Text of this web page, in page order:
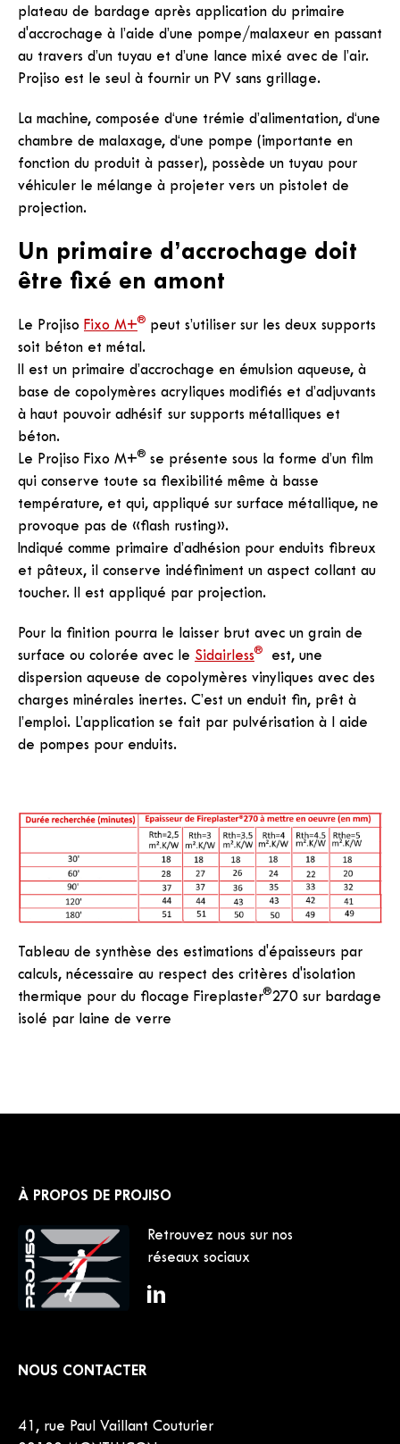
plateau de bardage après application du primaire
d'accrochage à l’aide d’une pompe/malaxeur en passant
au travers d’un tuyau et d’une lance mixé avec de l’air.
Projiso est le seul à fournir un PV sans grillage.
La machine, composée d‘une trémie d’alimentation, d‘une
chambre de malaxage, d‘une pompe (importante en
fonction du produit à passer), possède un tuyau pour
véhiculer le mélange à projeter vers un pistolet de
projection.
Un primaire d’accrochage doit
être fixé en amont
Le Projiso Fixo M+® peut s’utiliser sur les deux supports
soit béton et métal.
Il est un primaire d’accrochage en émulsion aqueuse, à
base de copolymères acryliques modifiés et d’adjuvants
à haut pouvoir adhésif sur supports métalliques et
béton.
Le Projiso Fixo M+® se présente sous la forme d’un film
qui conserve toute sa flexibilité même à basse
température, et qui, appliqué sur surface métallique, ne
provoque pas de «flash rusting».
Indiqué comme primaire d’adhésion pour enduits fibreux
et pâteux, il conserve indéfiniment un aspect collant au
toucher. Il est appliqué par projection.
Pour la finition pourra le laisser brut avec un grain de
surface ou colorée avec le Sidairless®
est, une
dispersion aqueuse de copolymères vinyliques avec des
charges minérales inertes. C’est un enduit fin, prêt à
l’emploi. L’application se fait par pulvérisation à l aide
de pompes pour enduits.
Tableau de synthèse des estimations d'épaisseurs par
calculs, nécessaire au respect des critères d'isolation
thermique pour du flocage Fireplaster®270 sur bardage
isolé par laine de verre
À PROPOS DE PROJISO
Retrouvez nous sur nos
réseaux sociaux
NOUS CONTACTER
41, rue Paul Vaillant Couturier